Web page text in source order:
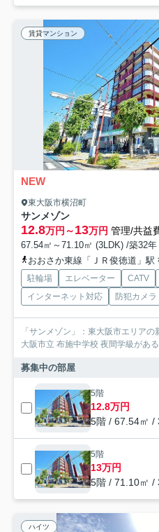
賃貸マンション
NEW
東大阪市横沼町
サンメゾン
12.8万円～13万円 管理/共益
67.54㎡～71.10㎡ (3LDK) /築32年
おおさか東線「ＪＲ俊徳道」駅
駐輪場 エレベーター CATV
インターネット対応
防犯カメラ
「サンメゾン」：東大阪市エリア
大阪市立 布施中学校 夜間学級があ
募集中の部屋
5階
12.8万円
5階 / 67.54㎡ /
5階
13万円
5階 / 71.10㎡ /
ハイツ